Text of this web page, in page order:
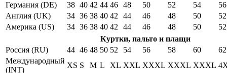
Германия (DE)
38 40 42 44 46 48 50 52 54
56
Англия (UK)
34 36 38 40 42 44 46 48 50
52
Америка (US)
34 36 38 40 42 44 46 48 50
52
Куртки, пальто и плащи
Россия (RU)
44 46 48 50 52 54 56 58 60
62
Международный
(INT)
XS S M L XL XXL XXXL XXXL XXXL